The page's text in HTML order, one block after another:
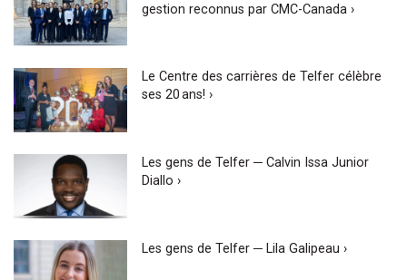
gestion reconnus par CMC-Canada ›
Le Centre des carrières de Telfer célèbre
ses 20 ans! ›
Les gens de Telfer ─ Calvin Issa Junior
Diallo ›
Les gens de Telfer ─ Lila Galipeau ›